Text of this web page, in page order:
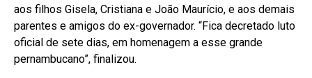
aos filhos Gisela, Cristiana e João Maurício, e aos demais
parentes e amigos do ex-governador. “Fica decretado luto
oficial de sete dias, em homenagem a esse grande
pernambucano”, finalizou.